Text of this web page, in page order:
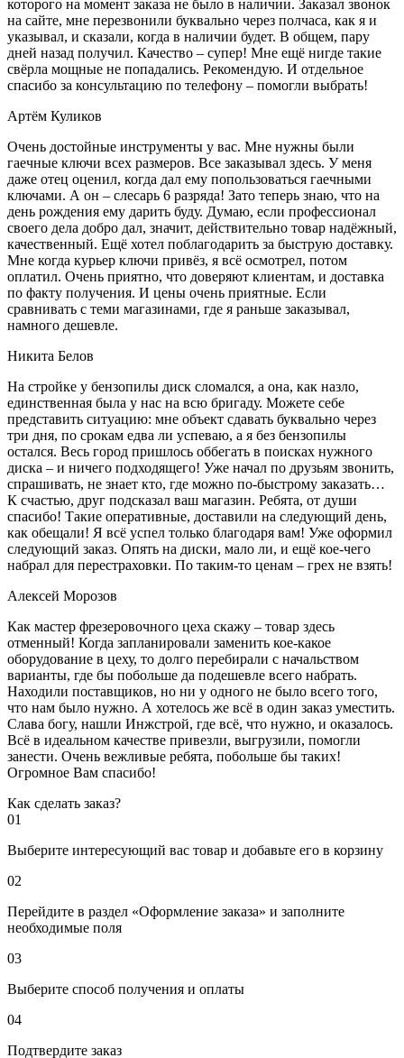
которого на момент заказа не было в наличии. Заказал звонок
на сайте, мне перезвонили буквально через полчаса, как я и
указывал, и сказали, когда в наличии будет. В общем, пару
дней назад получил. Качество – супер! Мне ещё нигде такие
свёрла мощные не попадались. Рекомендую. И отдельное
спасибо за консультацию по телефону – помогли выбрать!
Артём Куликов
Очень достойные инструменты у вас. Мне нужны были
гаечные ключи всех размеров. Все заказывал здесь. У меня
даже отец оценил, когда дал ему попользоваться гаечными
ключами. А он – слесарь 6 разряда! Зато теперь знаю, что на
день рождения ему дарить буду. Думаю, если профессионал
своего дела добро дал, значит, действительно товар надёжный,
качественный. Ещё хотел поблагодарить за быструю доставку.
Мне когда курьер ключи привёз, я всё осмотрел, потом
оплатил. Очень приятно, что доверяют клиентам, и доставка
по факту получения. И цены очень приятные. Если
сравнивать с теми магазинами, где я раньше заказывал,
намного дешевле.
Никита Белов
На стройке у бензопилы диск сломался, а она, как назло,
единственная была у нас на всю бригаду. Можете себе
представить ситуацию: мне объект сдавать буквально через
три дня, по срокам едва ли успеваю, а я без бензопилы
остался. Весь город пришлось оббегать в поисках нужного
диска – и ничего подходящего! Уже начал по друзьям звонить,
спрашивать, не знает кто, где можно по-быстрому заказать…
К счастью, друг подсказал ваш магазин. Ребята, от души
спасибо! Такие оперативные, доставили на следующий день,
как обещали! Я всё успел только благодаря вам! Уже оформил
следующий заказ. Опять на диски, мало ли, и ещё кое-чего
набрал для перестраховки. По таким-то ценам – грех не взять!
Алексей Морозов
Как мастер фрезеровочного цеха скажу – товар здесь
отменный! Когда запланировали заменить кое-какое
оборудование в цеху, то долго перебирали с начальством
варианты, где бы побольше да подешевле всего набрать.
Находили поставщиков, но ни у одного не было всего того,
что нам было нужно. А хотелось же всё в один заказ уместить.
Слава богу, нашли Инжстрой, где всё, что нужно, и оказалось.
Всё в идеальном качестве привезли, выгрузили, помогли
занести. Очень вежливые ребята, побольше бы таких!
Огромное Вам спасибо!
Как сделать заказ?
01
Выберите интересующий вас товар и добавьте его в корзину
02
Перейдите в раздел «Оформление заказа» и заполните
необходимые поля
03
Выберите способ получения и оплаты
04
Подтвердите заказ